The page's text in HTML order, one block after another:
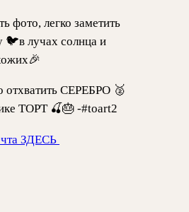
фото, легко заметить
🐦в лучах солнца и
СЕРЕБРО 🥈
ТОРТ 🍒🎂 -#toart2
ЗДЕСЬ